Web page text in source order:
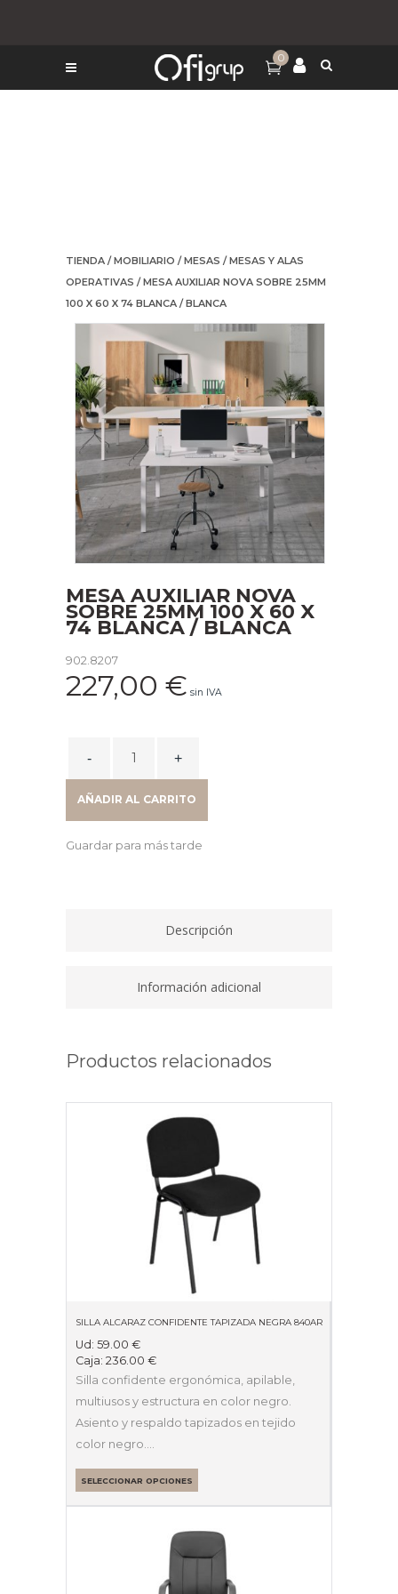
0
TIENDA /MOBILIARIO /MESAS /MESAS Y ALAS
OPERATIVAS / MESA AUXILIAR NOVA SOBRE 25MM
100 X 60 X 74 BLANCA / BLANCA
MESA AUXILIAR NOVA
SOBRE 25MM 100 X 60 X
74 BLANCA / BLANCA
902.8207
227,00 € sin IVA
NOVA
100
AÑADIR AL CARRITO
Guardar para más tarde
Descripción
Información adicional
Productos relacionados
SILLA ALCARAZ CONFIDENTE TAPIZADA NEGRA 840AR
Ud: 59.00 €
Caja: 236.00 €
Silla confidente ergonómica, apilable,
multiusos y estructura en color negro.
Asiento y respaldo tapizados en tejido
color negro.…
SELECCIONAR OPCIONES